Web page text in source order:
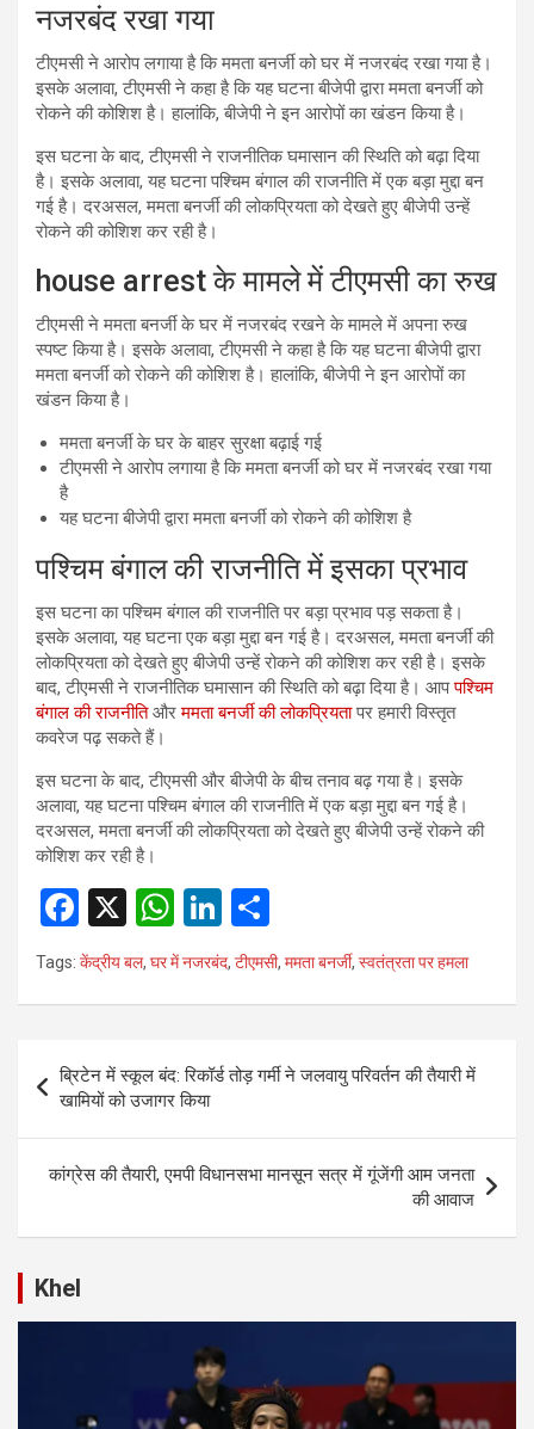
नजरबंद रखा गया
टीएमसी ने आरोप लगाया है कि ममता बनर्जी को घर में नजरबंद रखा गया है।
इसके अलावा, टीएमसी ने कहा है कि यह घटना बीजेपी द्वारा ममता बनर्जी को
रोकने की कोशिश है। हालांकि, बीजेपी ने इन आरोपों का खंडन किया है।
इस घटना के बाद, टीएमसी ने राजनीतिक घमासान की स्थिति को बढ़ा दिया
है। इसके अलावा, यह घटना पश्चिम बंगाल की राजनीति में एक बड़ा मुद्दा बन
गई है। दरअसल, ममता बनर्जी की लोकप्रियता को देखते हुए बीजेपी उन्हें
रोकने की कोशिश कर रही है।
house arrest के मामले में टीएमसी का रुख
टीएमसी ने ममता बनर्जी के घर में नजरबंद रखने के मामले में अपना रुख
स्पष्ट किया है। इसके अलावा, टीएमसी ने कहा है कि यह घटना बीजेपी द्वारा
ममता बनर्जी को रोकने की कोशिश है। हालांकि, बीजेपी ने इन आरोपों का
खंडन किया है।
ममता बनर्जी के घर के बाहर सुरक्षा बढ़ाई गई
टीएमसी ने आरोप लगाया है कि ममता बनर्जी को घर में नजरबंद रखा गया
है
यह घटना बीजेपी द्वारा ममता बनर्जी को रोकने की कोशिश है
पश्चिम बंगाल की राजनीति में इसका प्रभाव
इस घटना का पश्चिम बंगाल की राजनीति पर बड़ा प्रभाव पड़ सकता है।
इसके अलावा, यह घटना एक बड़ा मुद्दा बन गई है। दरअसल, ममता बनर्जी की
लोकप्रियता को देखते हुए बीजेपी उन्हें रोकने की कोशिश कर रही है। इसके
बाद, टीएमसी ने राजनीतिक घमासान की स्थिति को बढ़ा दिया है। आपपश्चिम
बंगाल की राजनीतिऔरममता बनर्जी की लोकप्रियतापर हमारी विस्तृत
कवरेज पढ़ सकते हैं।
इस घटना के बाद, टीएमसी और बीजेपी के बीच तनाव बढ़ गया है। इसके
अलावा, यह घटना पश्चिम बंगाल की राजनीति में एक बड़ा मुद्दा बन गई है।
दरअसल, ममता बनर्जी की लोकप्रियता को देखते हुए बीजेपी उन्हें रोकने की
कोशिश कर रही है।
F
a
ce
o
o
k
X
W
h
at
A
p
p
Li
n
ke
n
h
ar
Tags: केंद्रीय बल, घर में नजरबंद, टीएमसी, ममता बनर्जी, स्वतंत्रता पर हमला
navigation
ब्रिटेन में स्कूल बंद: रिकॉर्ड तोड़ गर्मी ने जलवायु परिवर्तन की तैयारी में
खामियों को उजागर किया
कांग्रेस की तैयारी, एमपी विधानसभा मानसून सत्र में गूंजेंगी आम जनता
की आवाज
Khel